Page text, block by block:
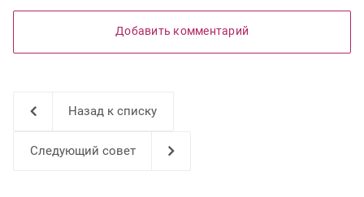
Добавить комментарий
Назад к списку
Следующий совет